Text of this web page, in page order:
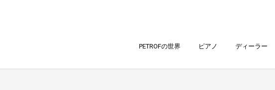
PETROFの世界 ピアノ ディーラー